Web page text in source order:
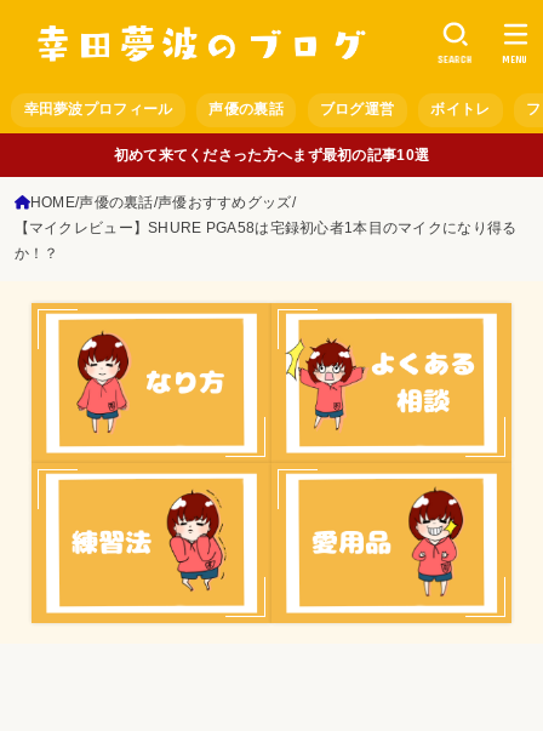
幸田夢波プロフィール 声優の裏話 ブログ運営 ボイトレ
SEARCH MENU
初めて来てくださった方へまず最初の記事10選
HOME 声優の裏話 声優おすすめグッズ
【マイクレビュー】SHURE PGA58は宅録初心者1本目のマイクになり得る
か！？